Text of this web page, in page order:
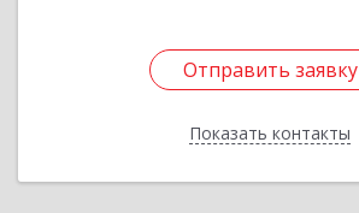
Отправить заявку
Показать контакты
Отправить заявку
Назад